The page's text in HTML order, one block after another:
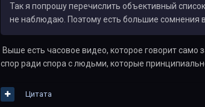
Так я попрошу перечислить объективный
не наблюдаю. Поэтому есть большие сомнения
Выше есть часовое видео, которое говорит само
спор ради спора с людьми, которые
Цитата